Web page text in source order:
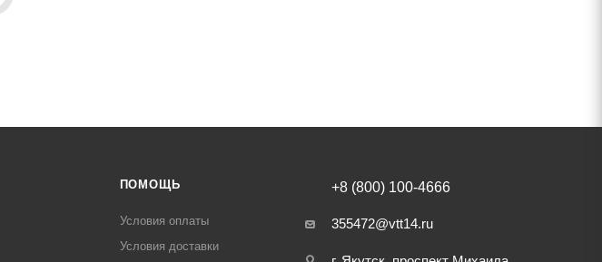
ПОМОЩЬ
Условия оплаты
Условия доставки
+8 (800) 100-4666
355472@vtt14.ru